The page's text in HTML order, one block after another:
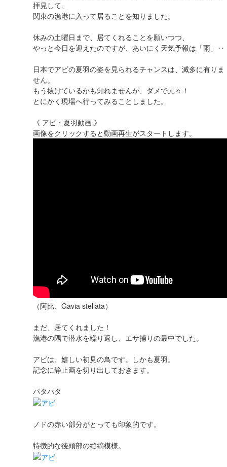
拝見して、
関東の漁港に入って居ることを知りました。
休みの土曜日まで、居てくれることを願いつつ、
やっと今日を迎えたのですが、あいにく天気予報は「雨」‥
日本でアビの夏羽の姿を見られるチャンスは、滅多に有りま
せん。
もう抜けているかも知れませんが、ダメで元々！
とにかく現場へ行ってみることしました。
《 アビ・夏羽動画 》
画像をクリックすると動画再生がスタートします。
（阿比、Gavia stellata）
まだ、居てくれました！
漁港の隅で潜水を繰り返し、エサ捕りの最中でした。
アビは、嬉しい初見の鳥です。しかも夏羽。
記念に静止画を切り出しておきます。
パタパタ
ノドの赤い部分がとっても印象的です。
特徴的な後頭部の縦縞模様。